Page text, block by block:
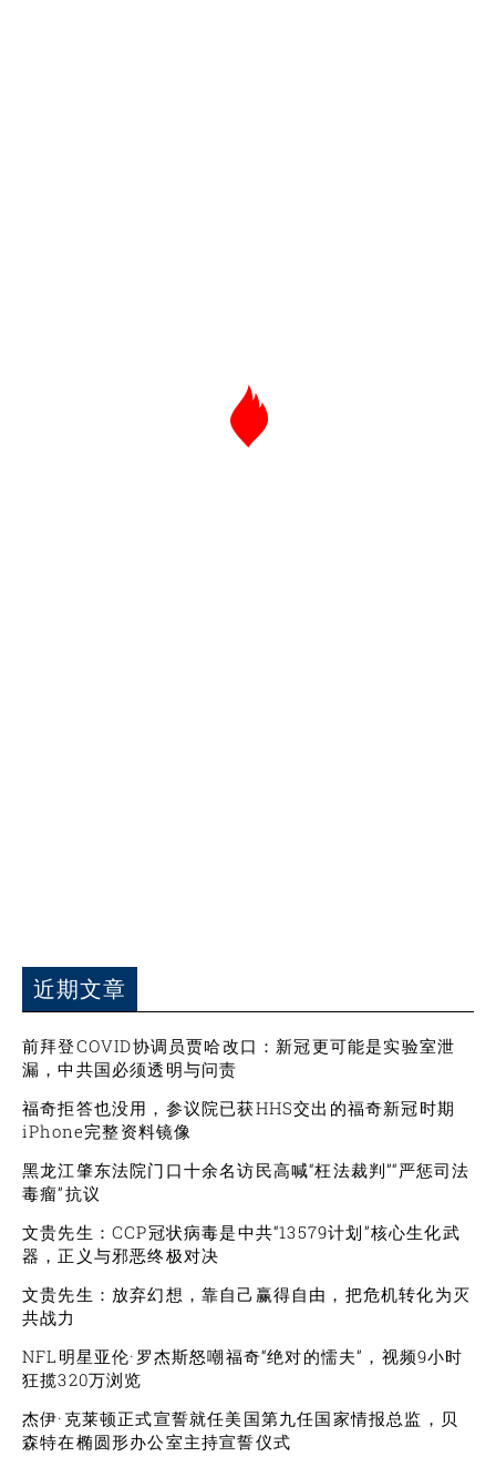
近期文章
前拜登COVID协调员贾哈改口：新冠更可能是实验室泄
漏，中共国必须透明与问责
福奇拒答也没用，参议院已获HHS交出的福奇新冠时期
iPhone完整资料镜像
黑龙江肇东法院门口十余名访民高喊“枉法裁判”“严惩司法
毒瘤”抗议
文贵先生：CCP冠状病毒是中共“13579计划”核心生化武
器，正义与邪恶终极对决
文贵先生：放弃幻想，靠自己赢得自由，把危机转化为灭
共战力
NFL明星亚伦·罗杰斯怒嘲福奇“绝对的懦夫”，视频9小时
狂揽320万浏览
杰伊·克莱顿正式宣誓就任美国第九任国家情报总监，贝
森特在椭圆形办公室主持宣誓仪式